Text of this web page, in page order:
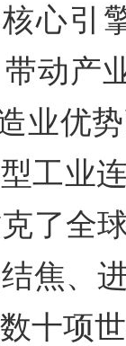
心引
动产
业优
工业
了全
焦、
十项世